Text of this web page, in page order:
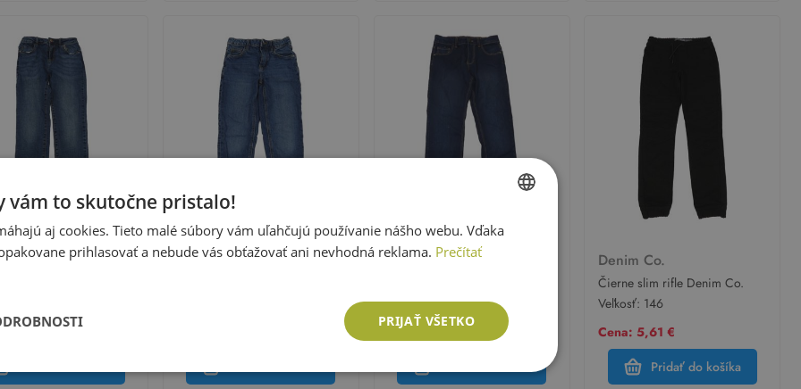
Co.
5,61 €
Denim Co. Denim Co.
Co.
Veľkosť:146
Cena: 5,61 €
Denim Co.
Čierne slim rifle Denim Co.
Veľkosť: 146
Cena: 5,61 €
Pridať do košíka
SLOVAK
ENGLISH
vám to skutočne pristalo!
aj cookies. Tieto malé súbory vám uľahčujú používanie nášho webu. Vďaka
prihlasovať a nebude vás obťažovať ani nevhodná reklama. Prečítať
PRIJAŤ VŠETKO